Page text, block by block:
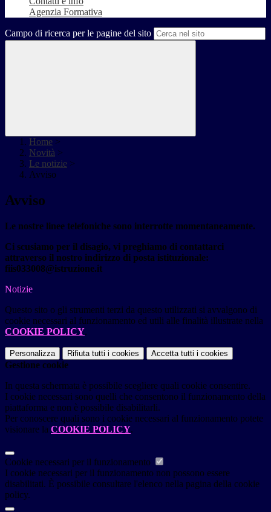
Agenzia Formativa
Campo di ricerca per le pagine del sito
Home >
Novità >
Le notizie >
Avviso
Avviso
Le nostre linee telefoniche sono interrotte momentaneamente.
Ci scusiamo per il disagio, vi preghiamo di contattarci
attraverso il nostro indirizzo di posta istituzionale:
fiis033008@istruzione.it
Notizie
Questo sito o gli strumenti terzi da questo utilizzati si avvalgono di
cookie necessari al funzionamento ed utili alle finalità illustrate nella
COOKIE POLICY.
Personalizza Rifiuta tutti i cookies Accetta tutti i cookies
Gestione cookie
In questa schermata è possibile scegliere quali cookie consentire.
I cookie necessari sono quelli che consentono il funzionamento della
piattaforma e non è possibile disabilitarli.
Per conoscere quali sono i cookie necessari al funzionamento potete
visionare la COOKIE POLICY.
Cookie necessari per il funzionamento
I cookie necessari per il funzionamento non possono essere
disabilitati. È possibile consultare l'elenco nella pagina della cookie
policy.